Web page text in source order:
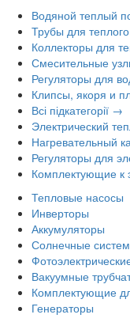
Водяной теплый
Трубы для
Коллекторы для
Смесительные
Регуляторы для
Клипсы, якоря и
Всі підкатегорії →
Электрический
Нагревательный
Регуляторы для
Комплектующие к
Тепловые насосы
Инверторы
Аккумуляторы
Солнечные
Вакуумные
Комплектующие
Генераторы